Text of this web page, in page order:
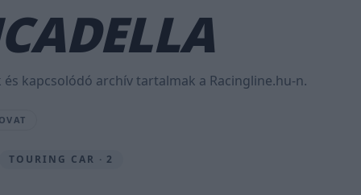
kapcsolódó archív tartalmak a Racingline.hu-n.
TOURING CAR · 2